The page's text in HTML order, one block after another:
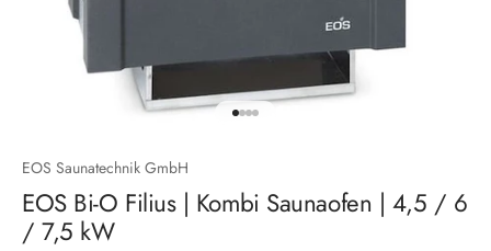
Gehe zu Element 1
Gehe zu Element 2
Gehe zu Element 3
Gehe zu Element 4
EOS Saunatechnik GmbH
EOS Bi-O Filius | Kombi Saunaofen | 4,5 / 6
/ 7,5 kW